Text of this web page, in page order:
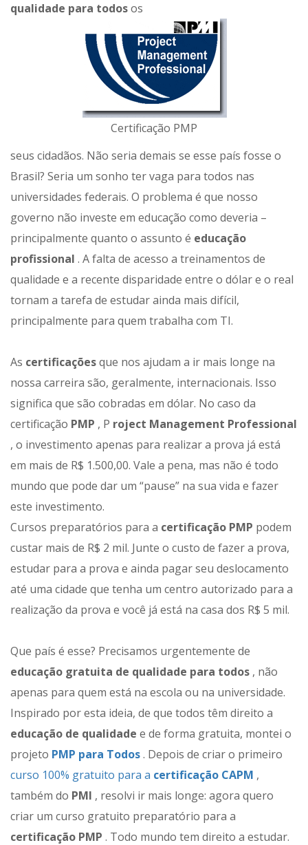
qualidade para todosos
Certificação PMP
seus cidadãos. Não seria demais se esse país fosse o
Brasil? Seria um sonho ter vaga para todos nas
universidades federais. O problema é que nosso
governo não investe em educação como deveria –
principalmente quanto o assunto é educação
profissional . A falta de acesso a treinamentos de
qualidade e a recente disparidade entre o dólar e o real
tornam a tarefa de estudar ainda mais difícil,
principalmente para quem trabalha com TI.
As certificaçõesque nos ajudam a ir mais longe na
nossa carreira são, geralmente, internacionais. Isso
significa que são cobradas em dólar. No caso da
certificação PMP , P roject Management Professional
, o investimento apenas para realizar a prova já está
em mais de R$ 1.500,00. Vale a pena, mas não é todo
mundo que pode dar um “pause” na sua vida e fazer
este investimento.
Cursos preparatórios para a certificação PMP podem
custar mais de R$ 2 mil. Junte o custo de fazer a prova,
estudar para a prova e ainda pagar seu deslocamento
até uma cidade que tenha um centro autorizado para a
realização da prova e você já está na casa dos R$ 5 mil.
Que país é esse? Precisamos urgentemente de
educação gratuita de qualidade para todos , não
apenas para quem está na escola ou na universidade.
Inspirado por esta ideia, de que todos têm direito a
educação de qualidade e de forma gratuita, montei o
projeto PMP para Todos. Depois de criar o primeiro
curso 100% gratuito para a certificação CAPM ,
também do PMI , resolvi ir mais longe: agora quero
criar um curso gratuito preparatório para a
certificação PMP . Todo mundo tem direito a estudar.